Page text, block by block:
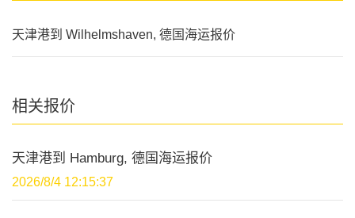
天津港到 Wilhelmshaven, 德国海运报价
相关报价
天津港到 Hamburg, 德国海运报价
2026/8/4 12:15:37